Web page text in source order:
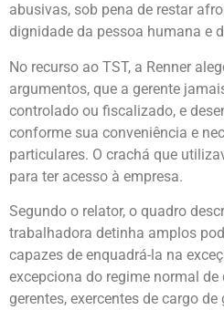
abusivas, sob pena de restar
dignidade da pessoa humana e
No recurso ao TST, a Renner
argumentos, que a gerente
controlado ou fiscalizado, e
conforme sua conveniência e
particulares. O crachá que
para ter acesso à empresa.
Segundo o relator, o quadro
trabalhadora detinha amplos
capazes de enquadrá-la na
excepciona do regime normal
gerentes, exercentes de cargo